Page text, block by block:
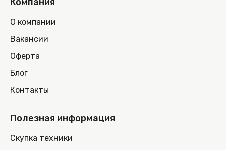
О компании
Вакансии
Оферта
Блог
Контакты
Полезная информация
Скупка техники